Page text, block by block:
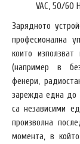
VAC, 50/60
Зарядното
професионална
които
(например в
фенери,
зарежда една до
са независими
произволна
момента, в